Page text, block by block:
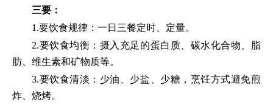
三要：
1.要饮食规律：一日三餐定时、定量。
2.要饮食均衡：摄入充足的蛋白质、碳水化合物、脂
肪、维生素和矿物质等。
3.要饮食清淡：少油、少盐、少糖，烹饪方式避免煎
炸、烧烤。